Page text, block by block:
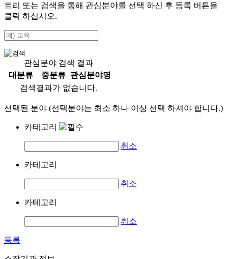
트리 또는 검색을 통해 관심분야를 선택 하신 후 등록 버튼을
클릭 하십시오.
관심분야 검색 결과
대분류
중분류
관심분야명
검색결과가 없습니다.
선택된 분야 (선택분야는 최소 하나 이상 선택 하셔야 합니다.)
카테고리
취소
카테고리
취소
카테고리
취소
등록